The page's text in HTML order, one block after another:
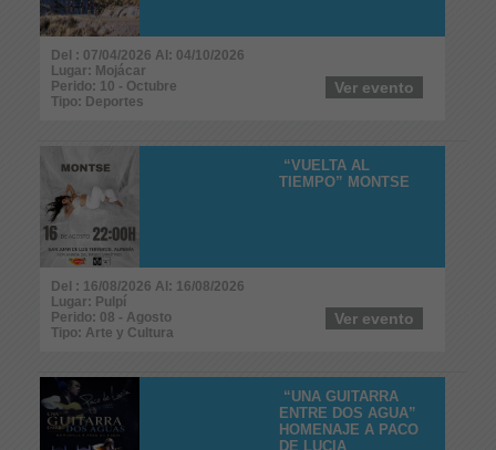
Del : 07/04/2026 Al: 04/10/2026
Lugar: Mojácar
Perido: 10 - Octubre
Tipo: Deportes
Ver evento
“VUELTA AL
TIEMPO” MONTSE
Del : 16/08/2026 Al: 16/08/2026
Lugar: Pulpí
Perido: 08 - Agosto
Tipo: Arte y Cultura
Ver evento
“UNA GUITARRA
ENTRE DOS AGUA”
HOMENAJE A PACO
DE LUCIA